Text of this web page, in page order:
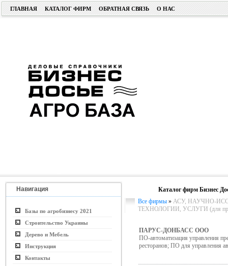
ГЛАВНАЯ КАТАЛОГ ФИРМ ОБРАТНАЯ СВЯЗЬ О НАС
Навигация
Базы по агробизнесу 2021
Строительство Украины
Дерево и Мебель
Инструкция
Контакты
Каталог фирм Бизнес
Все фирмы » АСУ, НАУЧНО-
ТЕХНОЛОГИИ, УСЛУГИ (для
ПАРУС-ДОНБАСС ООО
ПО-автоматизация управления
ресторанов; ПО для управления